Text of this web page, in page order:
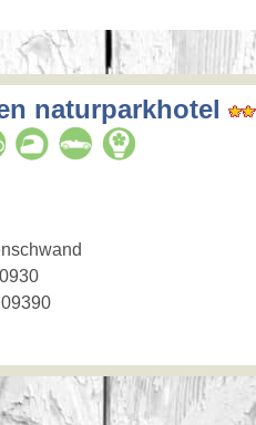
naturparkhotel